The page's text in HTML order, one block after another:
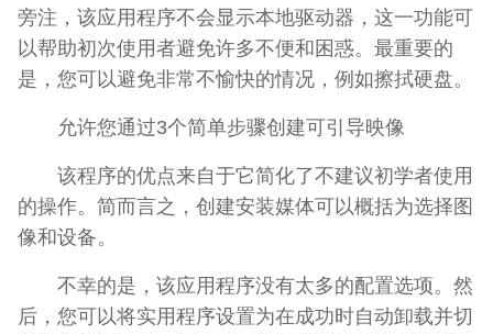
旁注，该应用程序不会显示本地驱动器，这一功能可
以帮助初次使用者避免许多不便和困惑。最重要的
是，您可以避免非常不愉快的情况，例如擦拭硬盘。
允许您通过3个简单步骤创建可引导映像
该程序的优点来自于它简化了不建议初学者使用
的操作。简而言之，创建安装媒体可以概括为选择图
像和设备。
不幸的是，该应用程序没有太多的配置选项。然
后，您可以将实用程序设置为在成功时自动卸载并切